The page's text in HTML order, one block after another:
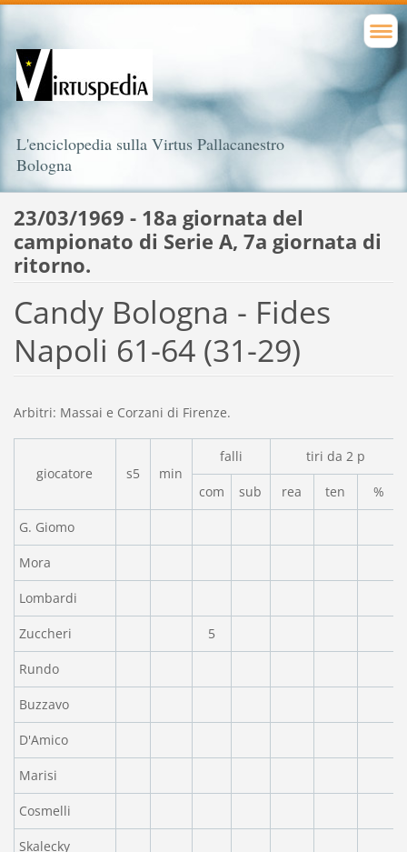
L'enciclopedia sulla Virtus Pallacanestro
Bologna
23/03/1969 - 18a giornata del
campionato di Serie A, 7a giornata di
ritorno.
Candy Bologna - Fides
Napoli 61-64 (31-29)
Arbitri: Massai e Corzani di Firenze.
giocatore s5 min
falli tiri da 2 p
com sub rea ten %
G. Giomo
Mora
Lombardi
Zuccheri 5
Rundo
Buzzavo
D'Amico
Marisi
Cosmelli
Skalecky